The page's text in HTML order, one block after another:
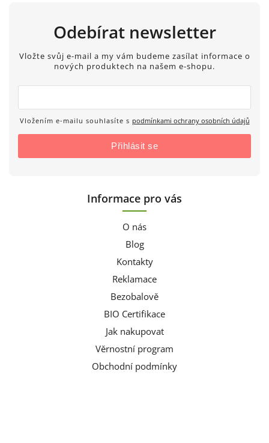
Odebírat newsletter
Vložte svůj e-mail a my vám budeme zasílat informace o
nových produktech na našem e-shopu.
Vložením e-mailu souhlasíte s podmínkami ochrany osobních údajů
Přihlásit se
Informace pro vás
O nás
Blog
Kontakty
Reklamace
Bezobalově
BIO Certifikace
Jak nakupovat
Věrnostní program
Obchodní podmínky